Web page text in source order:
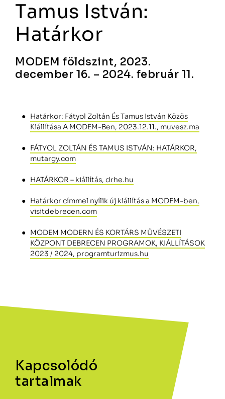
Kapcsolódó
tartalmak
Tamus István:
Határkor
MODEM földszint, 2023.
december 16. – 2024. február 11.
Határkor: Fátyol Zoltán És Tamus István Közös
Kiállítása A MODEM-Ben, 2023.12.11., muvesz.ma
FÁTYOL ZOLTÁN ÉS TAMUS ISTVÁN: HATÁRKOR,
mutargy.com
HATÁRKOR – kiállítás, drhe.hu
Határkor címmel nyílik új kiállítás a MODEM-ben,
visitdebrecen.com
MODEM MODERN ÉS KORTÁRS MŰVÉSZETI
KÖZPONT DEBRECEN PROGRAMOK, KIÁLLÍTÁSOK
2023 / 2024, programturizmus.hu